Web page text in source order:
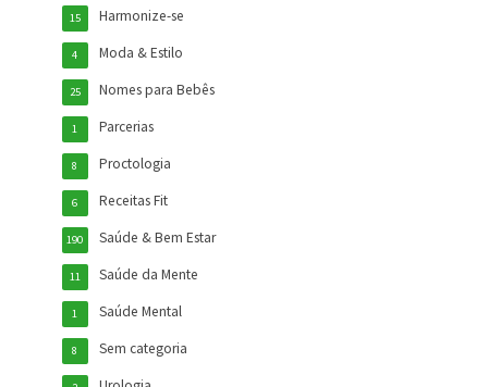
Harmonize-se
15
Moda & Estilo
4
Nomes para Bebês
25
Parcerias
1
Proctologia
8
Receitas Fit
6
Saúde & Bem Estar
190
Saúde da Mente
11
Saúde Mental
1
Sem categoria
8